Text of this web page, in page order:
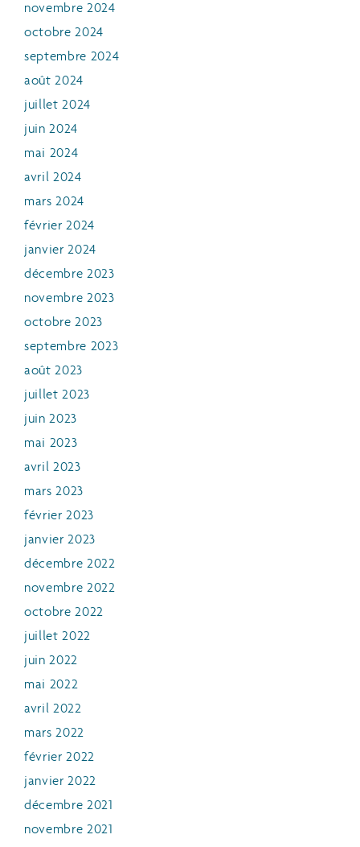
novembre 2024
octobre 2024
septembre 2024
août 2024
juillet 2024
juin 2024
mai 2024
avril 2024
mars 2024
février 2024
janvier 2024
décembre 2023
novembre 2023
octobre 2023
septembre 2023
août 2023
juillet 2023
juin 2023
mai 2023
avril 2023
mars 2023
février 2023
janvier 2023
décembre 2022
novembre 2022
octobre 2022
juillet 2022
juin 2022
mai 2022
avril 2022
mars 2022
février 2022
janvier 2022
décembre 2021
novembre 2021